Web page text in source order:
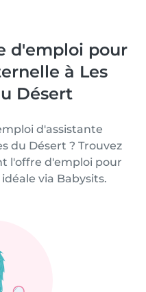
d'emploi pour
à Les
Désert
d'assistante
du Désert ? Trouvez
l'offre d'emploi pour
via Babysits.